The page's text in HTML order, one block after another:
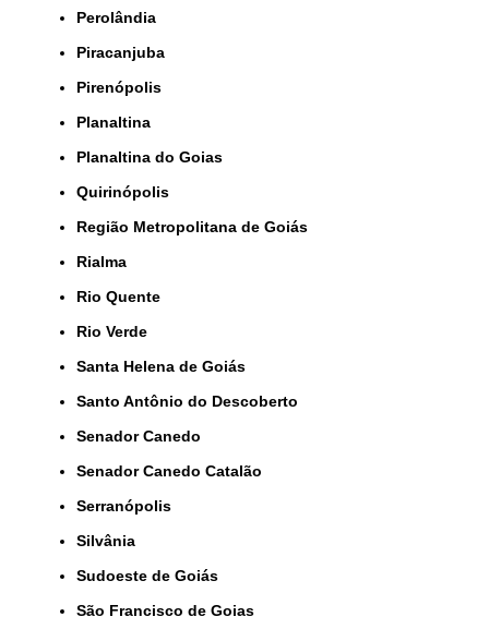
Perolândia
Piracanjuba
Pirenópolis
Planaltina
Planaltina do Goias
Quirinópolis
Região Metropolitana de Goiás
Rialma
Rio Quente
Rio Verde
Santa Helena de Goiás
Santo Antônio do Descoberto
Senador Canedo
Senador Canedo Catalão
Serranópolis
Silvânia
Sudoeste de Goiás
São Francisco de Goias